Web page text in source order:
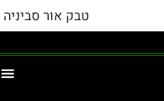
טבק אור